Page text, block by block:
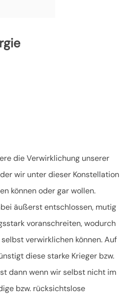
die Verwirklichung unserer
wir unter dieser Konstellation
können oder gar wollen.
äußerst entschlossen, mutig
voranschreiten, wodurch
verwirklichen können. Auf
diese starke Krieger bzw.
dann wenn wir selbst nicht im
bzw. rücksichtslose